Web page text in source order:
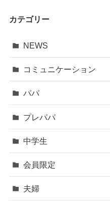
カテゴリー
NEWS
コミュニケーション
パパ
プレパパ
中学生
会員限定
夫婦